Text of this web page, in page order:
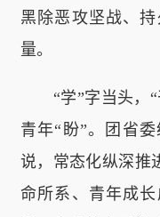
黑除恶攻坚战、
量。
“学”字当头，“
青年“盼”。团省
说，常态化纵深推
命所系、青年成